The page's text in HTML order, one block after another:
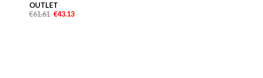
OUTLET
€61.61 €43.13